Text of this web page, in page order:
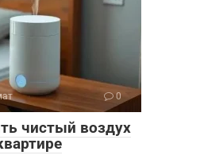
0
чистый воздух